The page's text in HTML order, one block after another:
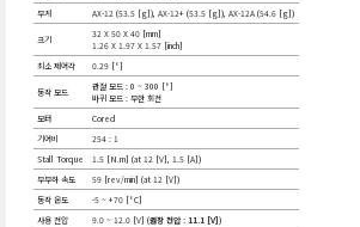
무게
AX-12 (53.5 [g]), AX-12+ (53.5 [g]), AX-12A (54.6 [g])
크기
32 X 50 X 40 [mm]
1.26 X 1.97 X 1.57 [inch]
최소 제어각
0.29 [°]
동작 모드
관절 모드 : 0 ~ 300 [°]
바퀴 모드 : 무한 회전
모터
Cored
기어비
254 : 1
Stall Torque
1.5 [N.m] (at 12 [V], 1.5 [A])
무부하 속도
59 [rev/min] (at 12 [V])
동작 온도
-5 ~ +70 [°C]
사용 전압
9.0 ~ 12.0 [V] (권장 전압 : 11.1 [V])